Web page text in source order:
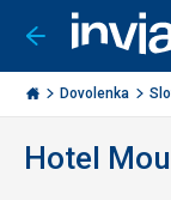
Ísť
späť
Invia.sk
Dovolenka
Hotel